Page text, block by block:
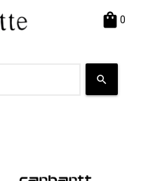
shopping_bag 0
search